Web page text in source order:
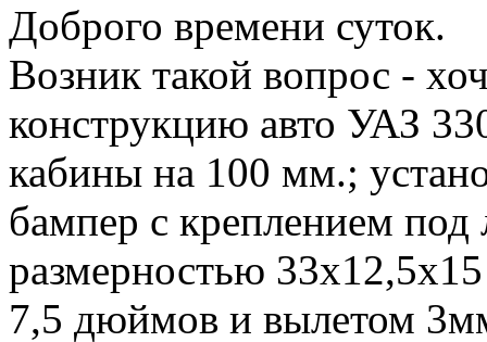
Доброго времени суток.
Возник такой вопрос -
конструкцию авто УАЗ
кабины на 100 мм.;
бампер с креплением под
размерностью
7,5 дюймов и вылетом